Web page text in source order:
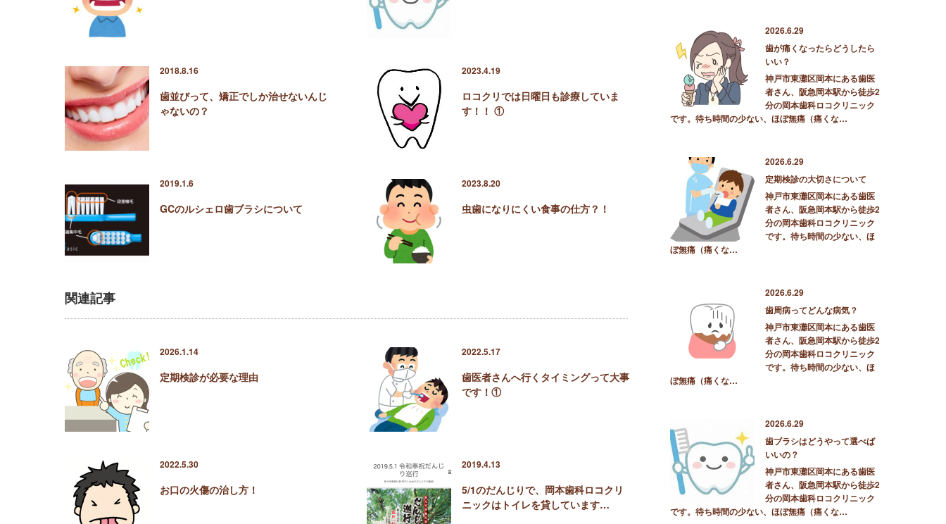
2018.8.16
歯並びって、矯正でしか治せないんじ
ゃないの？
2023.4.19
ロコクリでは日曜日も診療していま
す！！ ①
2019.1.6
GCのルシェロ歯ブラシについて
2023.8.20
虫歯になりにくい食事の仕方？！
関連記事
2026.1.14
定期検診が必要な理由
2022.5.17
歯医者さんへ行くタイミングって大事
です！①
2022.5.30
お口の火傷の治し方！
2019.4.13
5/1のだんじりで、岡本歯科ロコクリ
ニックはトイレを貸しています…
2026.6.29
歯が痛くなったらどうしたら
いい？
神戸市東灘区岡本にある歯医
者さん、阪急岡本駅から徒歩2
分の岡本歯科ロコクリニック
です。待ち時間の少ない、ほぼ無痛（痛くな…
2026.6.29
定期検診の大切さについて
神戸市東灘区岡本にある歯医
者さん、阪急岡本駅から徒歩2
分の岡本歯科ロコクリニック
です。待ち時間の少ない、ほ
ぼ無痛（痛くな…
2026.6.29
歯周病ってどんな病気？
神戸市東灘区岡本にある歯医
者さん、阪急岡本駅から徒歩2
分の岡本歯科ロコクリニック
です。待ち時間の少ない、ほ
ぼ無痛（痛くな…
2026.6.29
歯ブラシはどうやって選べば
いいの？
神戸市東灘区岡本にある歯医
者さん、阪急岡本駅から徒歩2
分の岡本歯科ロコクリニック
です。待ち時間の少ない、ほぼ無痛（痛くな…